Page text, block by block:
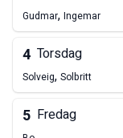
Gudmar, Ingemar
4 Torsdag
Solveig, Solbritt
5 Fredag